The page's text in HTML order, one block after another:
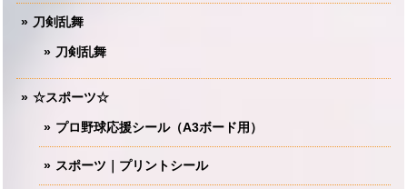
刀剣乱舞
刀剣乱舞
☆スポーツ☆
プロ野球応援シール（A3ボード用）
スポーツ｜プリントシール